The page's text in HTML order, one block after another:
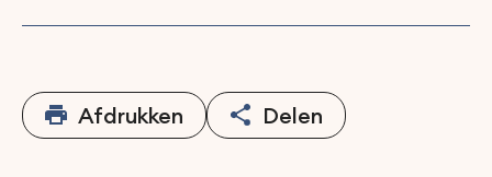
Afdrukken Delen